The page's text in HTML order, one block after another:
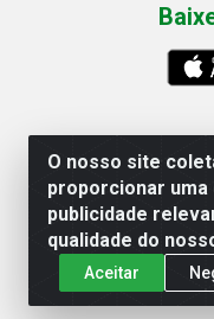
O nosso site
proporcionar
publicidade
qualidade do
Aceitar